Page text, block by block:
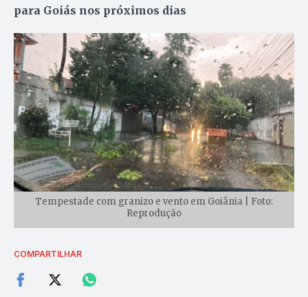
para Goiás nos próximos dias
Tempestade com granizo e vento em Goiânia | Foto:
Reprodução
COMPARTILHAR